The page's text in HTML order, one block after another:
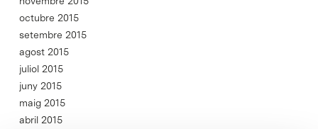
octubre 2015
setembre 2015
agost 2015
juliol 2015
juny 2015
maig 2015
abril 2015